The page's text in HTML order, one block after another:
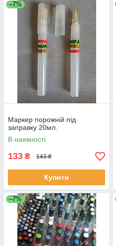
–7%
Маркер порожній під
заправку 20мл.
В наявності
133 ₴ 143 ₴
Купити
–7%